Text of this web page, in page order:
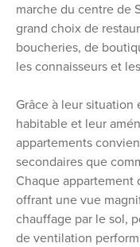
marche du centre de
grand choix de
boucheries, de
les connaisseurs et
Grâce à leur
habitable et leur
appartements
secondaires que
Chaque appartement
offrant une vue
chauffage par le sol,
de ventilation